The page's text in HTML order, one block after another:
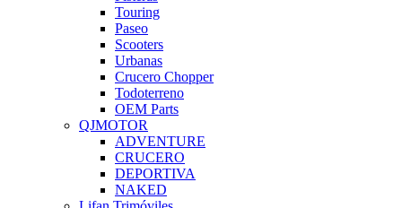
Touring
Paseo
Scooters
Urbanas
Crucero Chopper
Todoterreno
OEM Parts
QJMOTOR
ADVENTURE
CRUCERO
DEPORTIVA
NAKED